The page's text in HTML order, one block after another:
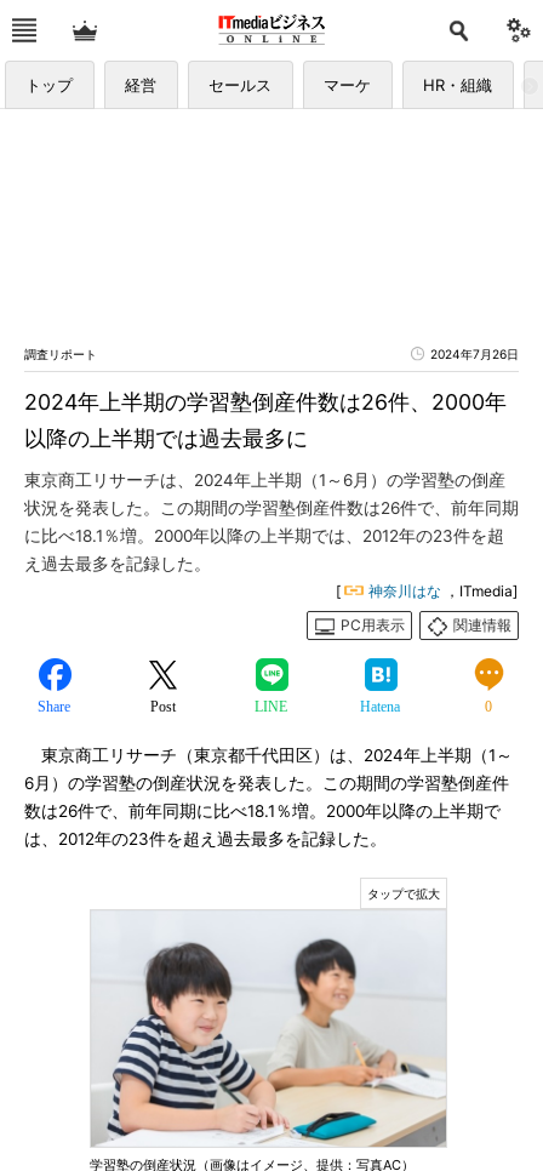
トップ 経営 セールス マーケ HR・組織
調査リポート 2024年7月26日
2024年上半期の学習塾倒産件数は26件、2000年
以降の上半期では過去最多に
東京商工リサーチは、2024年上半期（1～6月）の学習塾の倒産
状況を発表した。この期間の学習塾倒産件数は26件で、前年同期
に比べ18.1％増。2000年以降の上半期では、2012年の23件を超
え過去最多を記録した。
[ 神奈川はな ，ITmedia]
PC用表示
関連情報
Share Post LINE Hatena 0
東京商工リサーチ（東京都千代田区）は、2024年上半期（1～
6月）の学習塾の倒産状況を発表した。この期間の学習塾倒産件
数は26件で、前年同期に比べ18.1％増。2000年以降の上半期で
は、2012年の23件を超え過去最多を記録した。
学習塾の倒産状況（画像はイメージ、提供：写真AC）